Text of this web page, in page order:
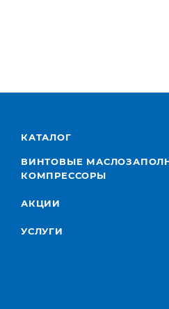
КАТАЛОГ
ВИНТОВЫЕ
КОМПРЕССОРЫ
АКЦИИ
УСЛУГИ